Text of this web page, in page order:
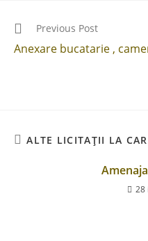
Previous Post
Anexare bucatarie ,
ALTE LICITAȚII LA
28